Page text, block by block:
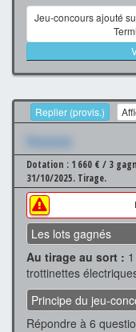
Jeu-concours ajouté
Replier (provis.)
Xxxxxxx
Dotation : 1 660 € / 3
31/10/2025. Tirage.
Les lots gagnés
Au tirage au sort :
trottinettes
Principe du jeu-
Répondre à 6